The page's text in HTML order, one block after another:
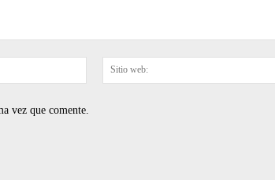
Correo
electrónico:*
vez que comente.